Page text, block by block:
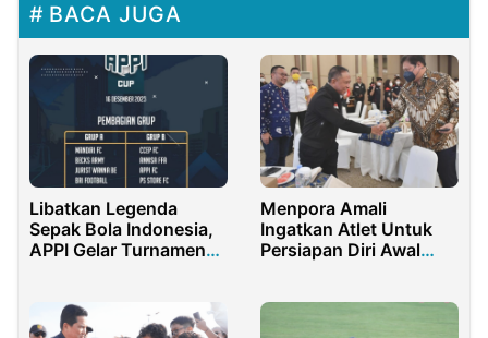
BACA JUGA
Libatkan Legenda
Sepak Bola Indonesia,
APPI Gelar Turnamen
Menpora Amali
Ingatkan Atlet Untuk
Persiapan Diri Awal